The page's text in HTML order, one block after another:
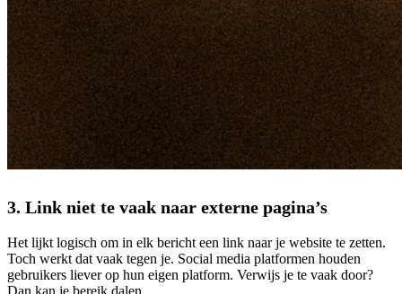
3. Link niet te vaak naar externe pagina’s
Het lijkt logisch om in elk bericht een link naar je website te zetten.
Toch werkt dat vaak tegen je. Social media platformen houden
gebruikers liever op hun eigen platform. Verwijs je te vaak door?
Dan kan je bereik dalen.